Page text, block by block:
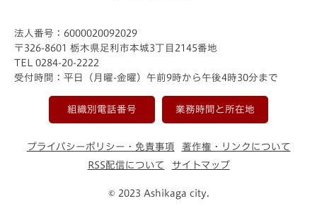
法人番号：6000020092029
〒326-8601 栃木県足利市本城3丁目2145番地
TEL 0284-20-2222
受付時間：平日（月曜-金曜）午前9時から午後4時30分まで
組織別電話番号 業務時間と所在地
プライバシーポリシー・免責事項
著作権・リンクについて
RSS配信について
サイトマップ
© 2023 Ashikaga city.